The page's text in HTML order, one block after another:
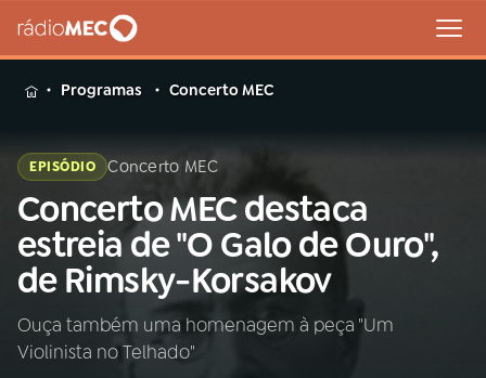
MENU
Buscar
na
Rádio
MEC
Buscar
Início AO VIVO
Programas Concerto MEC
EPISÓDIO Concerto MEC
Concerto MEC destaca
estreia de "O Galo de Ouro",
de Rimsky-Korsakov
Ouça também uma homenagem à peça "Um
Violinista no Telhado"